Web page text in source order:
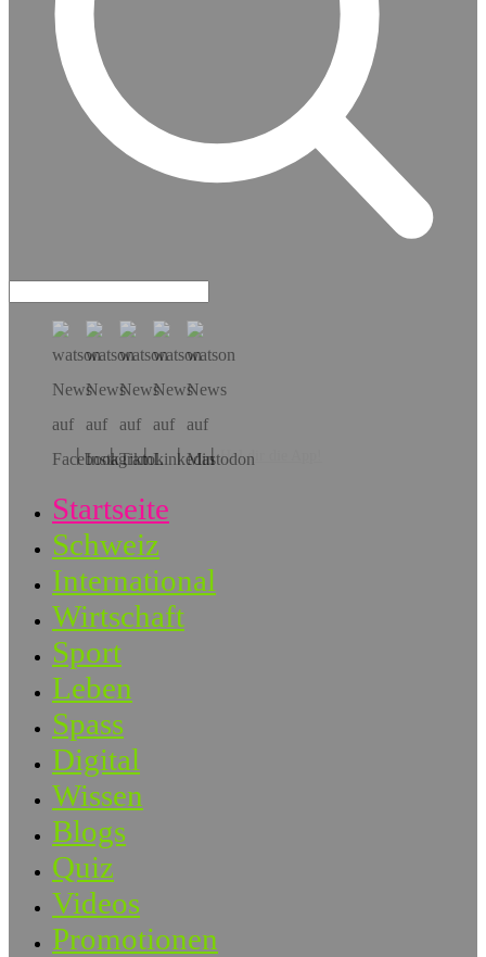
Hol dir die App!
Startseite
Schweiz
International
Wirtschaft
Sport
Leben
Spass
Digital
Wissen
Blogs
Quiz
Videos
Promotionen